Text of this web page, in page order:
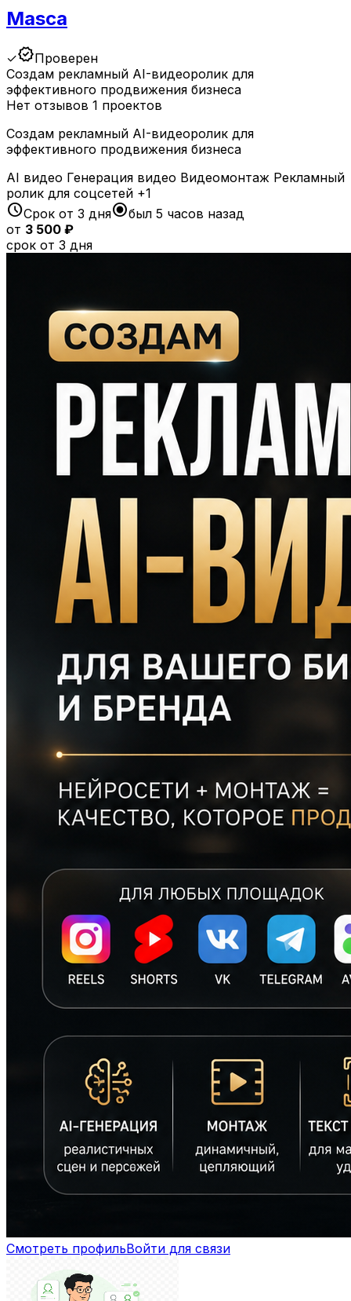
Masca
✓verifiedПроверен
Создам рекламный AI-видеоролик для
эффективного продвижения бизнеса
Нет отзывов 1 проектов
Создам рекламный AI-видеоролик для
эффективного продвижения бизнеса
AI видео Генерация видео Видеомонтаж Рекламный
ролик для соцсетей +1
scheduleСрок от 3 дняradio_button_checkedбыл 5 часов назад
от 3 500 ₽
срок от 3 дня
Смотреть профильВойти для связи